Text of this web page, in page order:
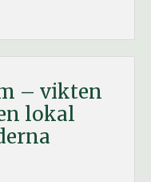
– vikten
lokal